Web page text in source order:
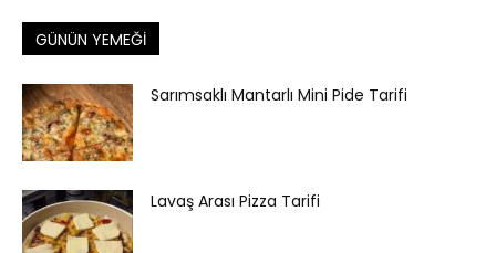
GÜNÜN YEMEĞI
Sarımsaklı Mantarlı Mini Pide Tarifi
Lavaş Arası Pizza Tarifi